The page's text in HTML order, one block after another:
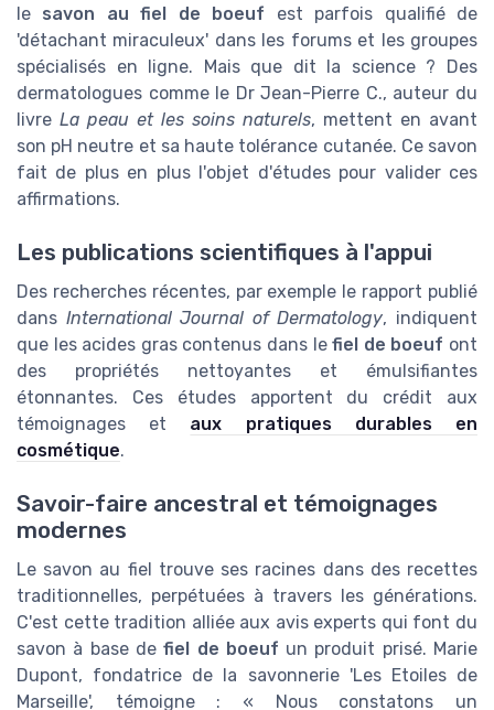
le savon au fiel de boeuf est parfois qualifié de
'détachant miraculeux' dans les forums et les groupes
spécialisés en ligne. Mais que dit la science ? Des
dermatologues comme le Dr Jean-Pierre C., auteur du
livre La peau et les soins naturels, mettent en avant
son pH neutre et sa haute tolérance cutanée. Ce savon
fait de plus en plus l'objet d'études pour valider ces
affirmations.
Les publications scientifiques à l'appui
Des recherches récentes, par exemple le rapport publié
dans International Journal of Dermatology, indiquent
que les acides gras contenus dans lefiel de boeuf ont
des propriétés nettoyantes et émulsifiantes
étonnantes. Ces études apportent du crédit aux
témoignages et aux pratiques durables en
cosmétique.
Savoir-faire ancestral et témoignages
modernes
Le savon au fiel trouve ses racines dans des recettes
traditionnelles, perpétuées à travers les générations.
C'est cette tradition alliée aux avis experts qui font du
savon à base defiel de boeuf un produit prisé. Marie
Dupont, fondatrice de la savonnerie 'Les Etoiles de
Marseille', témoigne : « Nous constatons un